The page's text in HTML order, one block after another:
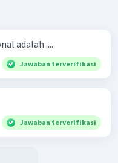
adalah ....
Jawaban terverifikasi
Jawaban terverifikasi